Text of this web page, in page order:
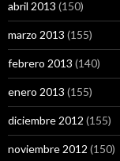
abril 2013 (150)
marzo 2013 (155)
febrero 2013 (140)
enero 2013 (155)
diciembre 2012 (155)
noviembre 2012 (150)